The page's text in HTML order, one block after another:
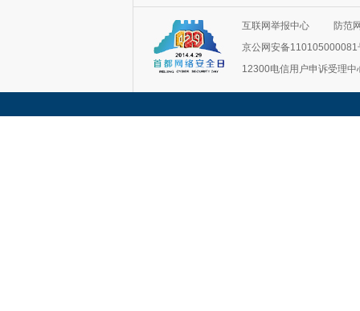
互联网举报中心
防范
京公网安备110105000081
12300电信用户申诉受理中